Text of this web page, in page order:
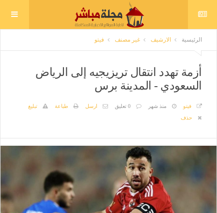
الرئيسية الارشيف غير مصنف فيتو
أزمة تهدد انتقال تريزيجيه إلى الرياض
السعودي - المدينة برس
فيتو منذ شهر 0 تعليق ارسل طباعة
تبليغ
حذف